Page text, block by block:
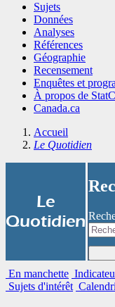
Sujets
Données
Analyses
Références
Géographie
Recensement
Enquêtes et
À propos de
Canada.ca
Accueil
Le Quotidien
Le
Quotidien
En manchette
Sujets d'intérêt